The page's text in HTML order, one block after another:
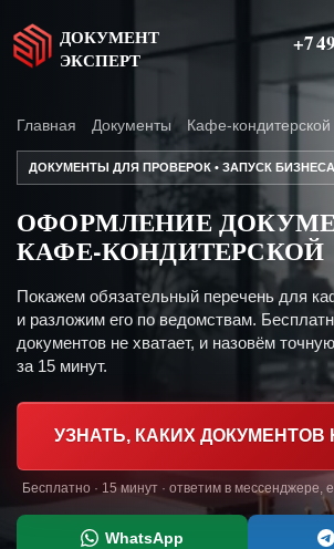
ДОКУМЕНТ
ЭКСПЕРТ
+7
Главная Документы Кафе-кондитерской
ДОКУМЕНТЫ ДЛЯ ПРОВЕРОК • ЗАПУСК БИЗНЕСА
ОФОРМЛЕНИЕ
КАФЕ-КОНДИТЕРСКОЙ
Покажем обязательный перечень для
и разложим его по ведомствам.
документов не хватает, и назовём
за 15 минут.
УЗНАТЬ, КАКИХ ДОКУМЕНТОВ
Бесплатно · 15 минут · ответим в мессенджере,
WhatsApp